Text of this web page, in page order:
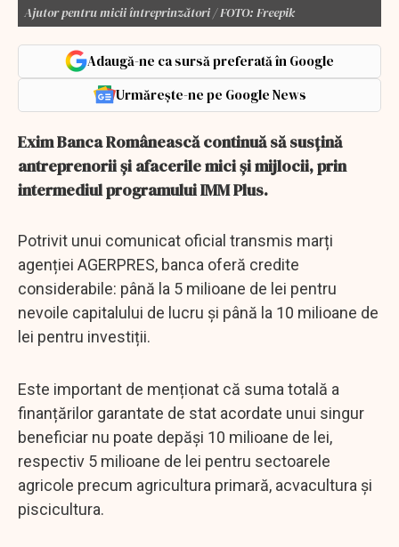
Ajutor pentru micii întreprinzători / FOTO: Freepik
Adaugă-ne ca sursă preferată în Google
Urmărește-ne pe Google News
Exim Banca Românească continuă să susțină
antreprenorii și afacerile mici și mijlocii, prin
intermediul programului IMM Plus.
Potrivit unui comunicat oficial transmis marți
agenției AGERPRES, banca oferă credite
considerabile: până la 5 milioane de lei pentru
nevoile capitalului de lucru și până la 10 milioane de
lei pentru investiții.
Este important de menționat că suma totală a
finanțărilor garantate de stat acordate unui singur
beneficiar nu poate depăși 10 milioane de lei,
respectiv 5 milioane de lei pentru sectoarele
agricole precum agricultura primară, acvacultura și
piscicultura.